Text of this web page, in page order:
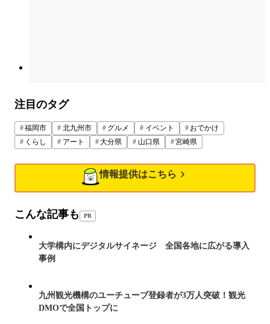
注目のタグ
福岡市 北九州市 グルメ イベント
おでかけ
くらし
アート 大分県 山口県 宮崎県
情報提供はこちら
こんな記事も PR
大学構内にデジタルサイネージ 全国各地に広がる導入
事例
九州観光機構のユーチューブ登録者が3万人突破！観光
DMOで全国トップに